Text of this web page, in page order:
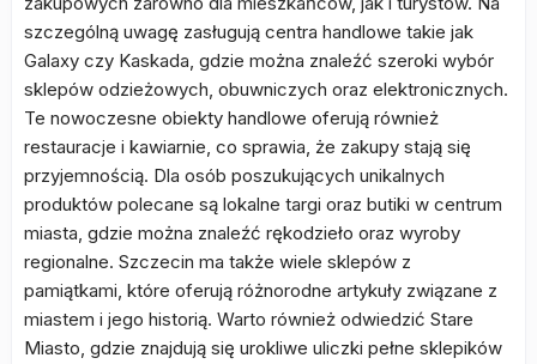
szczególną uwagę zasługują centra handlowe takie jak
Galaxy czy Kaskada, gdzie można znaleźć szeroki wybór
sklepów odzieżowych, obuwniczych oraz elektronicznych.
Te nowoczesne obiekty handlowe oferują również
restauracje i kawiarnie, co sprawia, że zakupy stają się
przyjemnością. Dla osób poszukujących unikalnych
produktów polecane są lokalne targi oraz butiki w centrum
miasta, gdzie można znaleźć rękodzieło oraz wyroby
regionalne. Szczecin ma także wiele sklepów z
pamiątkami, które oferują różnorodne artykuły związane z
miastem i jego historią. Warto również odwiedzić Stare
Miasto, gdzie znajdują się urokliwe uliczki pełne sklepików